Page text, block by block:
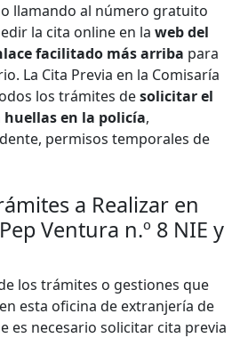
llamando al número gratuito
la cita online en la web del
facilitado más arriba para
La Cita Previa en la Comisaría
los trámites desolicitar el
huellas en la policía,
permisos temporales de
a Realizar en
Ventura n.º 8 NIE y
los trámites o gestiones que
esta oficina de extranjería de
es necesario solicitar cita previa